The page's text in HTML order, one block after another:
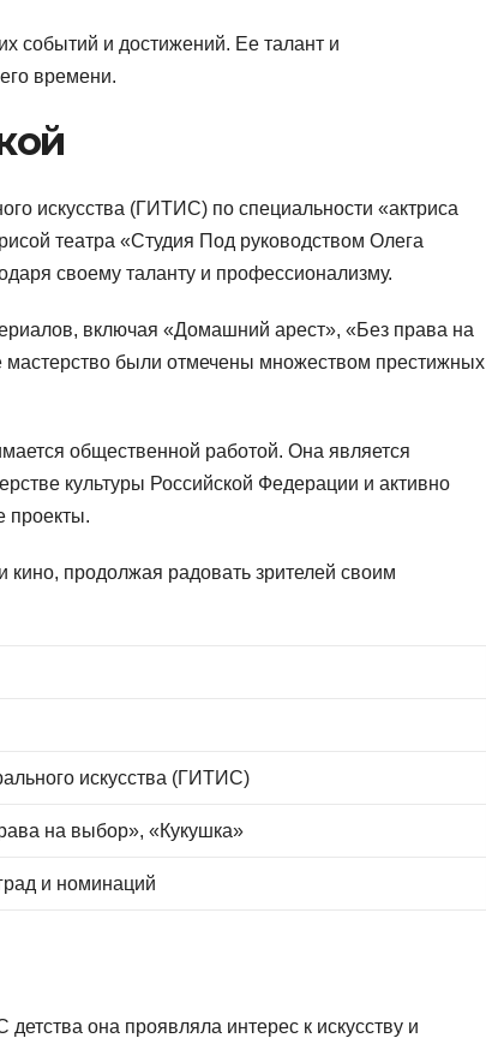
событий и достижений. Ее талант и
времени.
искусства (ГИТИС) по специальности «актриса
театра «Студия Под руководством Олега
своему таланту и профессионализму.
включая «Домашний арест», «Без права на
мастерство были отмечены множеством престижных
общественной работой. Она является
культуры Российской Федерации и активно
проекты.
кино, продолжая радовать зрителей своим
искусства (ГИТИС)
на выбор», «Кукушка»
и номинаций
она проявляла интерес к искусству и